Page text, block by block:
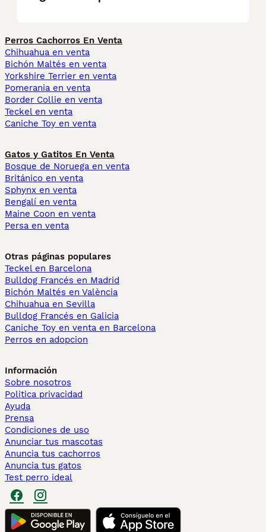
Perros Cachorros En Venta
Chihuahua en venta
Bichón Maltés en venta
Yorkshire Terrier en venta
Pomerania en venta
Border Collie en venta
Teckel en venta
Caniche Toy en venta
Gatos y Gatitos En Venta
Bosque de Noruega en venta
Británico en venta
Sphynx en venta
Bengalí en venta
Maine Coon en venta
Persa en venta
Otras páginas populares
Teckel en Barcelona
Bulldog Francés en Madrid
Bichón Maltés en València
Chihuahua en Sevilla
Bulldog Francés en Galicia
Caniche Toy en venta en Barcelona
Perros en adopcion
Información
Sobre nosotros
Politica privacidad
Ayuda
Prensa
Condiciones de uso
Anunciar tus mascotas
Anuncia tus cachorros
Anuncia tus gatos
Test perro ideal